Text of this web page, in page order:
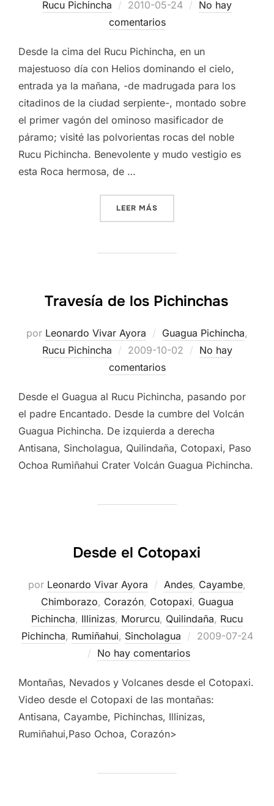
Rucu Pichincha
Publicado
el
2010-05-24
No hay
comentarios
Desde la cima del Rucu Pichincha, en un
majestuoso día con Helios dominando el cielo,
entrada ya la mañana, -de madrugada para los
citadinos de la ciudad serpiente-, montado sobre
el primer vagón del ominoso masificador de
páramo; visité las polvorientas rocas del noble
Rucu Pichincha. Benevolente y mudo vestigio es
esta Roca hermosa, de …
LEER MÁS
Travesía de los Pichinchas
por Leonardo Vivar Ayora Guagua Pichincha,
Rucu Pichincha
Publicado
el
2009-10-02
No hay
comentarios
Desde el Guagua al Rucu Pichincha, pasando por
el padre Encantado. Desde la cumbre del Volcán
Guagua Pichincha. De izquierda a derecha
Antisana, Sincholagua, Quilindaña, Cotopaxi, Paso
Ochoa Rumiñahui Crater Volcán Guagua Pichincha.
Desde el Cotopaxi
por Leonardo Vivar Ayora Andes, Cayambe,
Chimborazo, Corazón, Cotopaxi, Guagua
Pichincha, Illinizas, Morurcu, Quilindaña, Rucu
Pichincha, Rumiñahui, Sincholagua
Publicado
2009-07-24
No hay comentarios
Montañas, Nevados y Volcanes desde el Cotopaxi.
Video desde el Cotopaxi de las montañas:
Antisana, Cayambe, Pichinchas, Illinizas,
Rumiñahui,Paso Ochoa, Corazón>